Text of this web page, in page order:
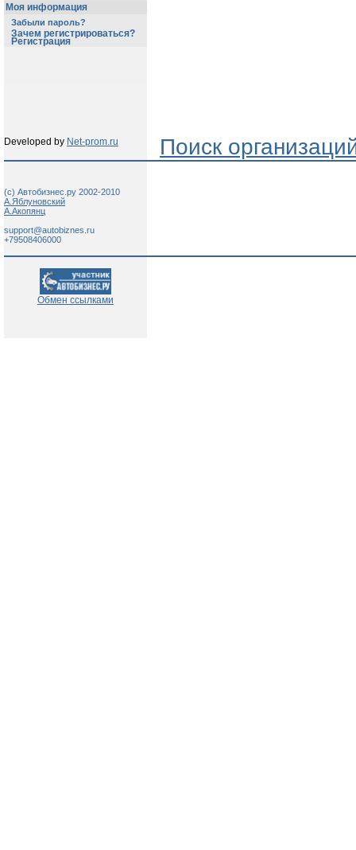
Моя информация
Забыли пароль?
Зачем регистрироваться?
Регистрация
Developed by Net-prom.ru Поиск
(c) Автобизнес.ру 2002-2010
А.Яблуновский
А.Акопянц
support@autobiznes.ru
+79508406000
Обмен ссылками